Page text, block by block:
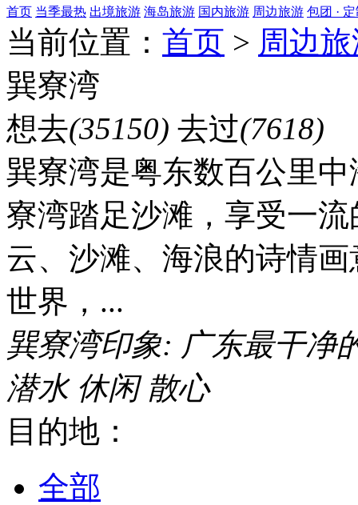
首页 当季最热 出境旅游 海岛旅游 国内旅游 周边旅游 包团 ·
当前位置： 首页 > 周边
巽寮湾
想去(35150) 去过(7618)
巽寮湾是粤东数百公里
寮湾踏足沙滩，享受一
云、沙滩、海浪的诗情
世界，...
巽寮湾印象: 广东最干净
潜水 休闲 散心
目的地：
全部